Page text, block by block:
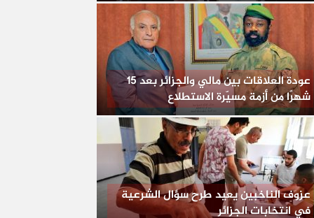
عودة العلاقات بين مالي والجزائر بعد 15
شهرًا من أزمة مسيّرة الاستطلاع
عزوف الناخبين يعيد طرح سؤال الشرعية
في انتخابات الجزائر